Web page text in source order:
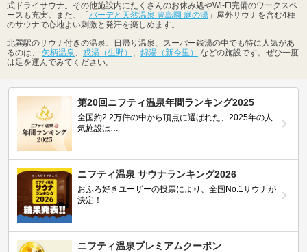
式ドライサウナ。その他施設内にたくさんのお休み処やWi-Fi完備のワークスペ
ースも充実。また、「 バーデと天然温泉 豊島園 庭の湯 」屋外サウナを含む4種
のサウナで心地よい刺激と発汗を楽しめます。
北巽駅のサウナ付きの温泉、日帰り温泉、スーパー銭湯の中でも特に人気があ
るのは、 矢柄温泉、 戎湯（生野） 、 錦湯（新今里）
などの施設です。ぜひ一度
は足を運んでみてください。
第20回ニフティ温泉年間ランキング2025
全国約2.2万件の中から頂点に選ばれた、2025年の人
気施設は…
ニフティ温泉 サウナランキング2026
おふろ好きユーザーの投票により、全国No.1サウナが
決定！
ニフティ温泉プレミアムクーポン